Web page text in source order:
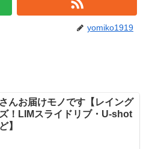
yomiko1919
んお届けモノです【レイング
！LIMスライドリブ・U-shot
】